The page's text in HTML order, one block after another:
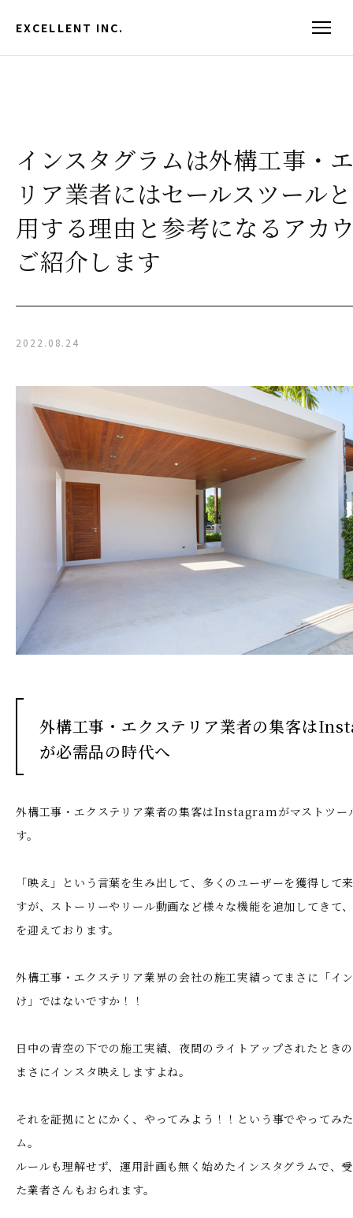
EXCELLENT INC.
インスタグラムは外構工事・
リア業者にはセールスツール
用する理由と参考になるアカ
ご紹介します
2022.08.24
外構工事・エクステリア業者の集客は
が必需品の時代へ
外構工事・エクステリア業者の集客はInstagramがマストツー
す。
「映え」という言葉を生み出して、多くのユーザーを獲得し
すが、ストーリーやリール動画など様々な機能を追加してきて
を迎えております。
外構工事・エクステリア業界の会社の施工実績ってまさに「イ
け」ではないですか！！
日中の青空の下での施工実績、夜間のライトアップされたとき
まさにインスタ映えしますよね。
それを証拠にとにかく、やってみよう！！という事でやってみ
ム。
ルールも理解せず、運用計画も無く始めたインスタグラムで、
た業者さんもおられます。